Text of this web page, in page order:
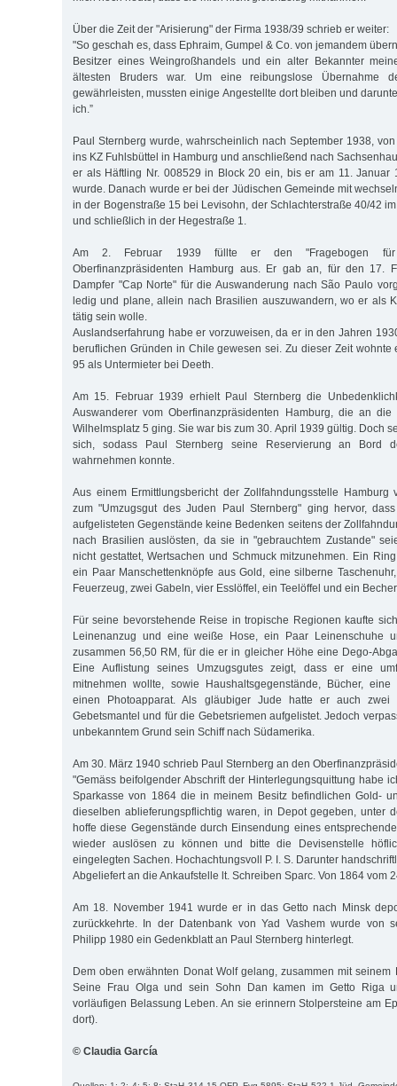
Über die Zeit der "Arisierung" der Firma 1938/39 schrieb er weiter:
"So geschah es, dass Ephraim, Gumpel & Co. von jemandem
Besitzer eines Weingroßhandels und ein alter Bekannter
ältesten Bruders war. Um eine reibungslose Übernahme
gewährleisten, mussten einige Angestellte dort bleiben und
ich.”
Paul Sternberg wurde, wahrscheinlich nach September 1938,
ins KZ Fuhlsbüttel in Hamburg und anschließend nach
er als Häftling Nr. 008529 in Block 20 ein, bis er am 11. Januar
wurde. Danach wurde er bei der Jüdischen Gemeinde mit
in der Bogenstraße 15 bei Levisohn, der Schlachterstraße 40/42
und schließlich in der Hegestraße 1.
Am 2. Februar 1939 füllte er den "Fragebogen für
Oberfinanzpräsidenten Hamburg aus. Er gab an, für den 17.
Dampfer "Cap Norte" für die Auswanderung nach São Paulo
ledig und plane, allein nach Brasilien auszuwandern, wo er als
tätig sein wolle.
Auslandserfahrung habe er vorzuweisen, da er in den Jahren
beruflichen Gründen in Chile gewesen sei. Zu dieser Zeit wohnte
95 als Untermieter bei Deeth.
Am 15. Februar 1939 erhielt Paul Sternberg die
Auswanderer vom Oberfinanzpräsidenten Hamburg, die an
Wilhelmsplatz 5 ging. Sie war bis zum 30. April 1939 gültig. Doch
sich, sodass Paul Sternberg seine Reservierung an Bord
wahrnehmen konnte.
Aus einem Ermittlungsbericht der Zollfahndungsstelle Hamburg
zum "Umzugsgut des Juden Paul Sternberg" ging hervor,
aufgelisteten Gegenstände keine Bedenken seitens der
nach Brasilien auslösten, da sie in "gebrauchtem Zustande"
nicht gestattet, Wertsachen und Schmuck mitzunehmen. Ein
ein Paar Manschettenknöpfe aus Gold, eine silberne
Feuerzeug, zwei Gabeln, vier Esslöffel, ein Teelöffel und ein
Für seine bevorstehende Reise in tropische Regionen kaufte
Leinenanzug und eine weiße Hose, ein Paar Leinenschuhe
zusammen 56,50 RM, für die er in gleicher Höhe eine Dego-
Eine Auflistung seines Umzugsgutes zeigt, dass er eine
mitnehmen wollte, sowie Haushaltsgegenstände, Bücher, eine
einen Photoapparat. Als gläubiger Jude hatte er auch zwei
Gebetsmantel und für die Gebetsriemen aufgelistet. Jedoch
unbekanntem Grund sein Schiff nach Südamerika.
Am 30. März 1940 schrieb Paul Sternberg an den
"Gemäss beifolgender Abschrift der Hinterlegungsquittung habe
Sparkasse von 1864 die in meinem Besitz befindlichen Gold-
dieselben ablieferungspflichtig waren, in Depot gegeben, unter
hoffe diese Gegenstände durch Einsendung eines
wieder auslösen zu können und bitte die Devisenstelle
eingelegten Sachen. Hochachtungsvoll P. I. S. Darunter
Abgeliefert an die Ankaufstelle lt. Schreiben Sparc. Von 1864 vom
Am 18. November 1941 wurde er in das Getto nach Minsk
zurückkehrte. In der Datenbank von Yad Vashem wurde von
Philipp 1980 ein Gedenkblatt an Paul Sternberg hinterlegt.
Dem oben erwähnten Donat Wolf gelang, zusammen mit seinem
Seine Frau Olga und sein Sohn Dan kamen im Getto Riga
vorläufigen Belassung Leben. An sie erinnern Stolpersteine am
dort).
© Claudia García